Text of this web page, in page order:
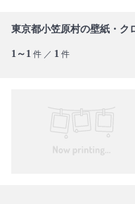
東京都小笠原村の壁紙・ク
1～1 件 ／ 1 件